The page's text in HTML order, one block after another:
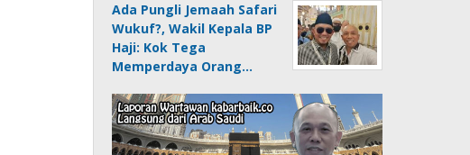
Ada Pungli Jemaah Safari
Wukuf?, Wakil Kepala BP
Haji: Kok Tega
Memperdaya Orang…